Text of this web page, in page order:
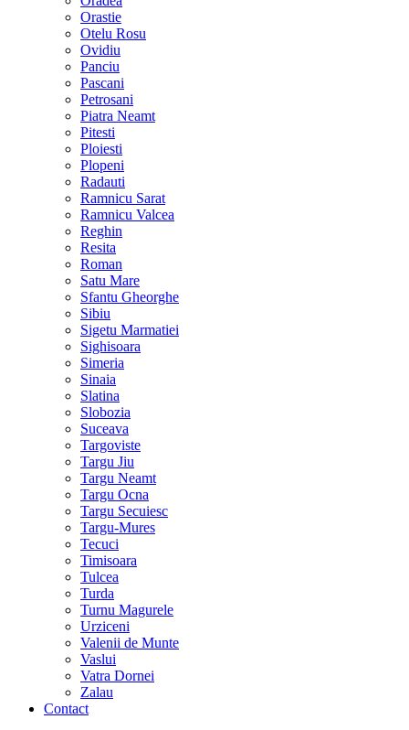
Orastie
Otelu Rosu
Ovidiu
Panciu
Pascani
Petrosani
Piatra Neamt
Pitesti
Ploiesti
Plopeni
Radauti
Ramnicu Sarat
Ramnicu Valcea
Reghin
Resita
Roman
Satu Mare
Sfantu Gheorghe
Sibiu
Sigetu Marmatiei
Sighisoara
Simeria
Sinaia
Slatina
Slobozia
Suceava
Targoviste
Targu Jiu
Targu Neamt
Targu Ocna
Targu Secuiesc
Targu-Mures
Tecuci
Timisoara
Tulcea
Turda
Turnu Magurele
Urziceni
Valenii de Munte
Vaslui
Vatra Dornei
Zalau
Contact